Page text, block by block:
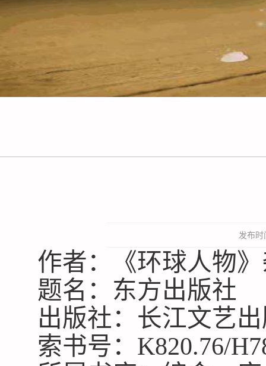
发布
作者：《环球人物
题名：东方出版社
出版社：长江文艺
索书号： K820.76/